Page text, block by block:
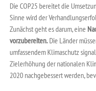
Die COP25 bereitet die
Sinne wird der
Zunächst geht es darum, eine
vorzubereiten. Die Länder
umfassendem Klimaschutz
Zielerhöhung der nationalen
2020 nachgebessert werden,